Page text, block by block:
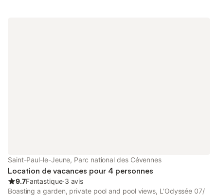
Saint-Paul-le-Jeune, Parc national des Cévennes
Location de vacances pour 4 personnes
9.7Fantastique⋅3 avis
Boasting a garden, private pool and pool views, L'Odyssée 07/